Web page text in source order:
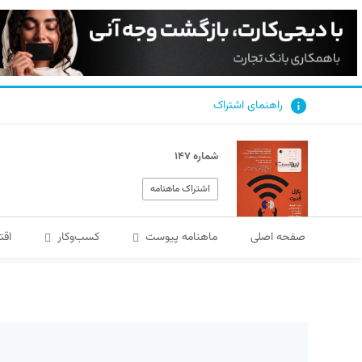
راهنمای اشتراک
شماره ۱۴۷
اشتراک ماهنامه
صفحه اصلی ماهنامه پیوست کسب‌و‌کار